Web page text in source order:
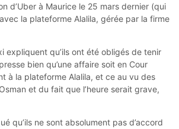
d’Uber à Maurice le 25 mars dernier (qui
la plateforme Alalila, gérée par la firme
expliquent qu’ils ont été obligés de tenir
bien qu’une affaire soit en Cour
à la plateforme Alalila, et ce au vu des
et du fait que l’heure serait grave,
qu’ils ne sont absolument pas d’accord